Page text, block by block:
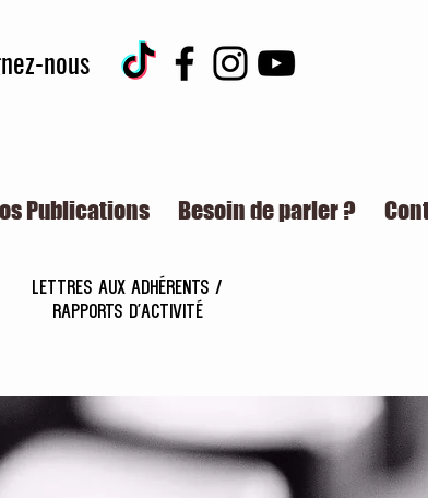
nous
Publications Besoin de parler ?
Lettres aux adhérents /
Rapports d'activité